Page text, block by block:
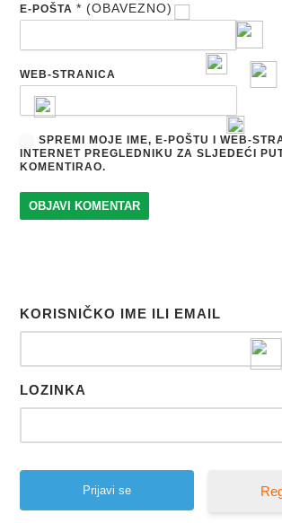
E-POŠTA* (OBAVEZNO)
WEB-STRANICA
SPREMI MOJE IME, E-POŠTU I WEB-
INTERNET PREGLEDNIKU ZA SLJEDEĆI
KOMENTIRAO.
KORISNIČKO IME ILI EMAIL
LOZINKA